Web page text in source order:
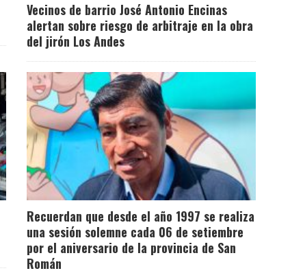
Vecinos de barrio José Antonio Encinas
alertan sobre riesgo de arbitraje en la obra
del jirón Los Andes
Recuerdan que desde el año 1997 se realiza
una sesión solemne cada 06 de setiembre
por el aniversario de la provincia de San
Román